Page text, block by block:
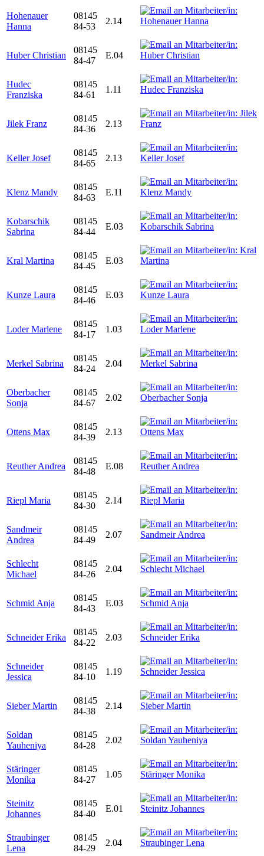
Hohenauer
Hanna
08145
84-53
2.14
Huber Christian
08145
84-47
E.04
Hudec
Franziska
08145
84-61
1.11
Jilek Franz
08145
84-36
2.13
Keller Josef
08145
84-65
2.13
Klenz Mandy
08145
84-63
E.11
Kobarschik
Sabrina
08145
84-44
E.03
Kral Martina
08145
84-45
E.03
Kunze Laura
08145
84-46
E.03
Loder Marlene
08145
84-17
1.03
Merkel Sabrina
08145
84-24
2.04
Oberbacher
Sonja
08145
84-67
2.02
Ottens Max
08145
84-39
2.13
Reuther Andrea
08145
84-48
E.08
Riepl Maria
08145
84-30
2.14
Sandmeir
Andrea
08145
84-49
2.07
Schlecht
Michael
08145
84-26
2.04
Schmid Anja
08145
84-43
E.03
Schneider Erika
08145
84-22
2.03
Schneider
Jessica
08145
84-10
1.19
Sieber Martin
08145
84-38
2.14
Soldan
Yauheniya
08145
84-28
2.02
Stäringer
Monika
08145
84-27
1.05
Steinitz
Johannes
08145
84-40
E.01
Straubinger
Lena
08145
84-29
2.04